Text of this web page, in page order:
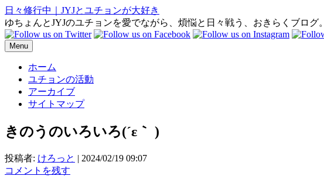
日々修行中｜JYJとユチョンが大好き
ゆちょんとJYJのユチョンを愛でながら、煩悩と日々戦う、おきらくブログ。
Menu
ホーム
ユチョンの活動
アーカイブ
サイトマップ
きのうのいろいろ(⁠´⁠ε⁠｀⁠ ⁠)
投稿者: けろっと | 2024/02/19 09:07
コメントを残す